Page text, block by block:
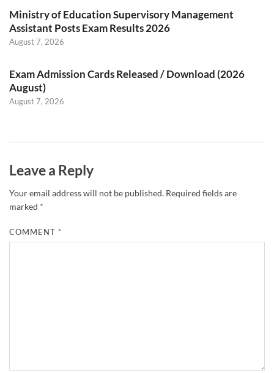
Ministry of Education Supervisory Management
Assistant Posts Exam Results 2026
August 7, 2026
Exam Admission Cards Released / Download (2026
August)
August 7, 2026
Leave a Reply
Your email address will not be published. Required fields are
marked *
COMMENT*